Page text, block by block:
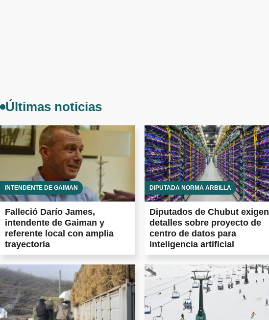
Últimas noticias
INTENDENTE DE GAIMAN
Falleció Darío James,
intendente de Gaiman y
referente local con amplia
trayectoria
DIPUTADA NORMA ARBILLA
Diputados de Chubut exigen
detalles sobre proyecto de
centro de datos para
inteligencia artificial